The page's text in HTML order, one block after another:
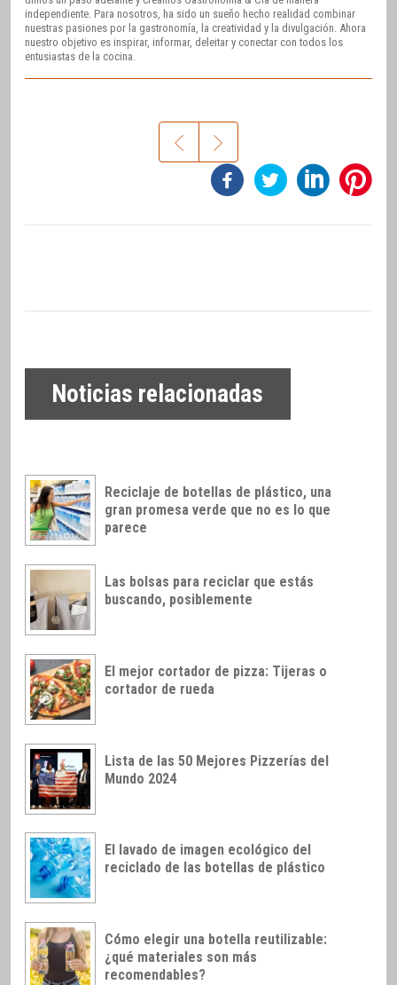
independiente. Para nosotros, ha sido un sueño hecho realidad combinar
nuestras pasiones por la gastronomía, la creatividad y la divulgación. Ahora
nuestro objetivo es inspirar, informar, deleitar y conectar con todos los
entusiastas de la cocina.
Noticias relacionadas
Reciclaje de botellas de plástico, una
gran promesa verde que no es lo que
parece
Las bolsas para reciclar que estás
buscando, posiblemente
El mejor cortador de pizza: Tijeras o
cortador de rueda
Lista de las 50 Mejores Pizzerías del
Mundo 2024
El lavado de imagen ecológico del
reciclado de las botellas de plástico
Cómo elegir una botella reutilizable:
¿qué materiales son más
recomendables?